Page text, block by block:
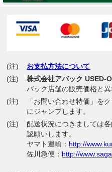
(注)
お支払方法について
(注)
株式会社アバック USED-
バック店舗の販売価格と
(注)
「お問い合わせ特価」を
にジャンプします。
(注)
配送状況につきましては
認願いします。
ヤマト運輸： http://
佐川急便： http://